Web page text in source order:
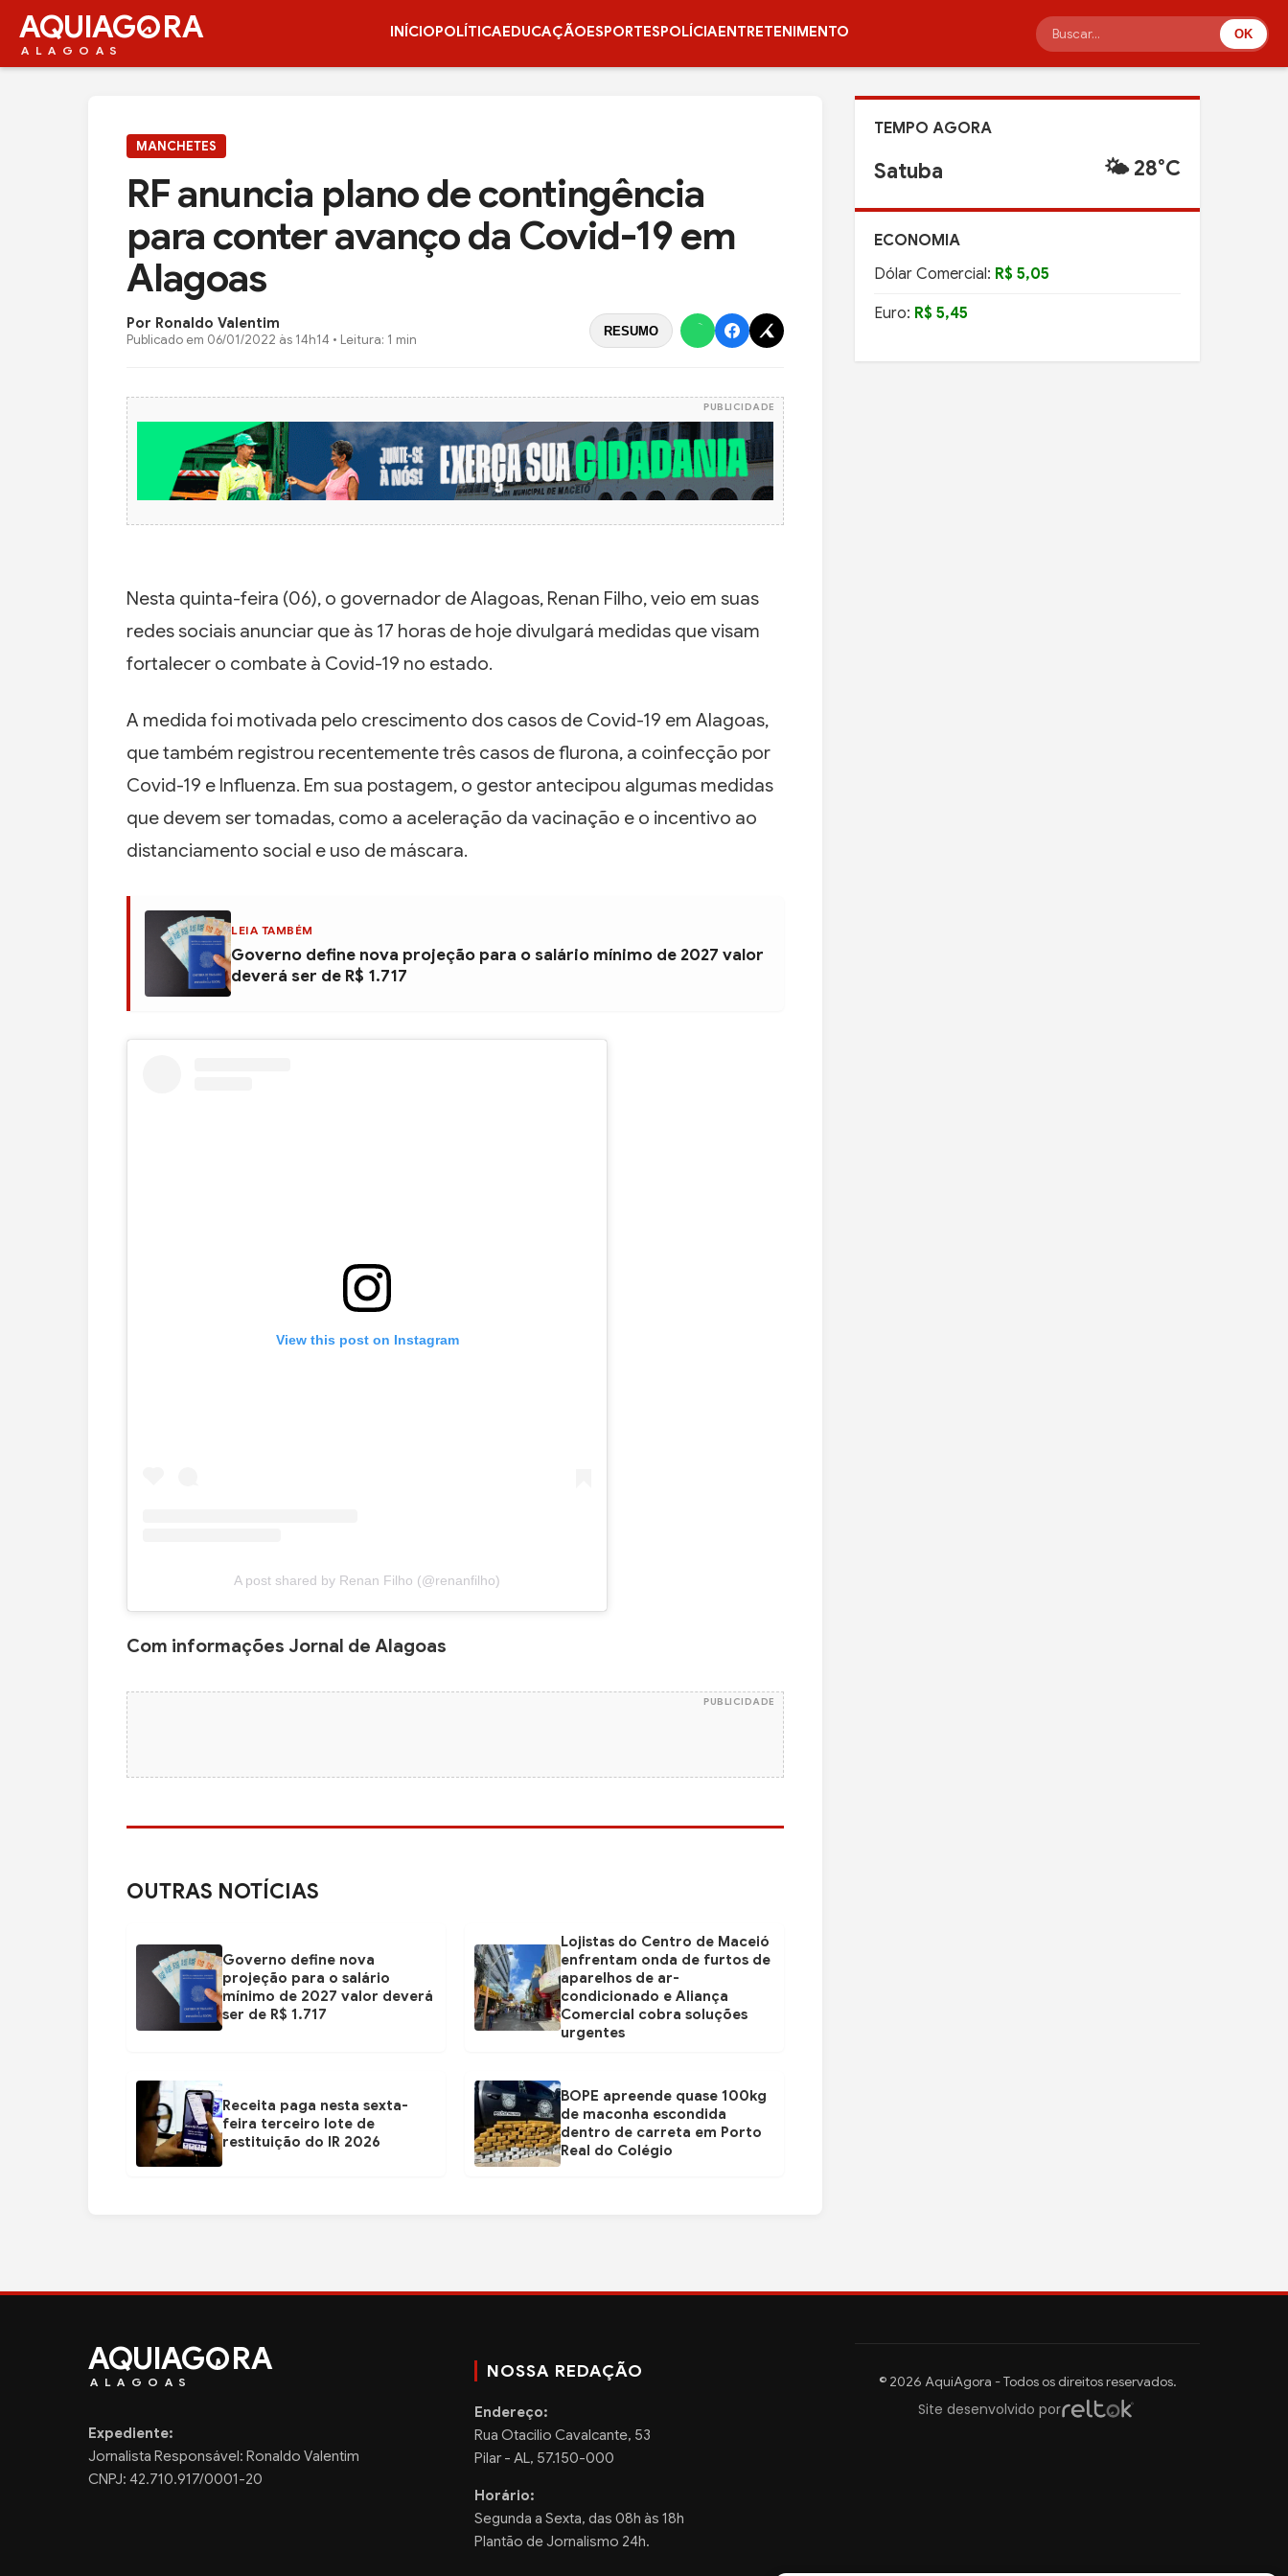
AQUIAG RA
ALAGOAS
INÍCIOPOLÍTICAEDUCAÇÃOESPORTESPOLÍCIAENTRETENIMENTO OK
MANCHETES
RF anuncia plano de contingência
para conter avanço da Covid-19 em
Alagoas
Por Ronaldo Valentim
Publicado em 06/01/2022 às 14h14 • Leitura: 1 min
RESUMO
PUBLICIDADE
Nesta quinta-feira (06), o governador de Alagoas, Renan Filho, veio em suas
redes sociais anunciar que às 17 horas de hoje divulgará medidas que visam
fortalecer o combate à Covid-19 no estado.
A medida foi motivada pelo crescimento dos casos de Covid-19 em Alagoas,
que também registrou recentemente três casos de flurona, a coinfecção por
Covid-19 e Influenza. Em sua postagem, o gestor antecipou algumas medidas
que devem ser tomadas, como a aceleração da vacinação e o incentivo ao
distanciamento social e uso de máscara.
LEIA TAMBÉM
Governo define nova projeção para o salário mínimo de 2027 valor
deverá ser de R$ 1.717
View this post on Instagram
A post shared by Renan Filho (@renanfilho)
Com informações Jornal de Alagoas
PUBLICIDADE
OUTRAS NOTÍCIAS
Governo define nova
projeção para o salário
mínimo de 2027 valor deverá
ser de R$ 1.717
Lojistas do Centro de Maceió
enfrentam onda de furtos de
aparelhos de ar-
condicionado e Aliança
Comercial cobra soluções
urgentes
Receita paga nesta sexta-
feira terceiro lote de
restituição do IR 2026
BOPE apreende quase 100kg
de maconha escondida
dentro de carreta em Porto
Real do Colégio
TEMPO AGORA
Satuba 🌤️ 28°C
ECONOMIA
Dólar Comercial: R$ 5,05
Euro: R$ 5,45
AQUIAG RA
ALAGOAS
Expediente:
Jornalista Responsável: Ronaldo Valentim
CNPJ: 42.710.917/0001-20
NOSSA REDAÇÃO
Endereço:
Rua Otacilio Cavalcante, 53
Pilar - AL, 57.150-000
Horário:
Segunda a Sexta, das 08h às 18h
Plantão de Jornalismo 24h.
© 2026 AquiAgora - Todos os direitos reservados.
Site desenvolvido por